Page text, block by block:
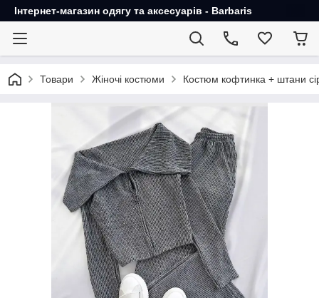
Інтернет-магазин одягу та аксесуарів - Barbaris
Товари Жіночі костюми Костюм кофтинка + штани